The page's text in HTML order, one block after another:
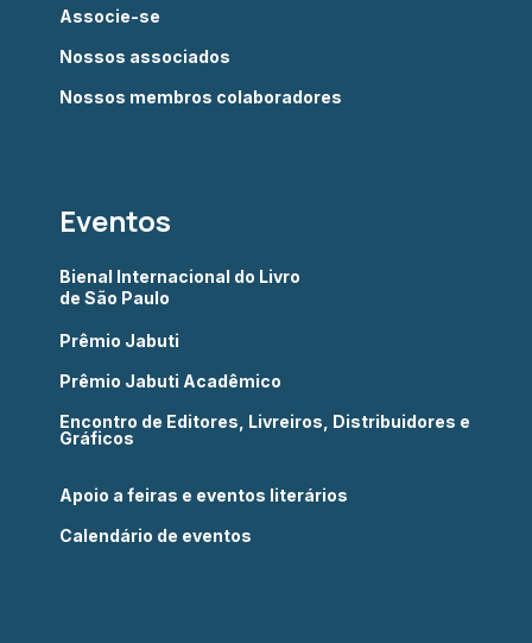
Associe-se
Nossos associados
Nossos membros colaboradores
Eventos
Bienal Internacional do Livro
de São Paulo
Prêmio Jabuti
Prêmio Jabuti Acadêmico
Encontro de Editores, Livreiros, Distribuidores e
Gráficos
Apoio a feiras e eventos literários
Calendário de eventos